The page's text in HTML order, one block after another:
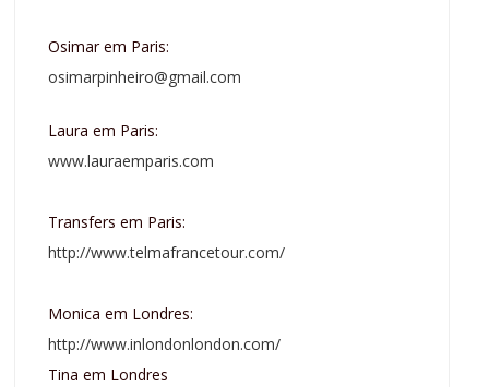
Osimar em Paris:
osimarpinheiro@gmail.com
Laura em Paris:
www.lauraemparis.com
Transfers em Paris:
http://www.telmafrancetour.com/
Monica em Londres:
http://www.inlondonlondon.com/
Tina em Londres